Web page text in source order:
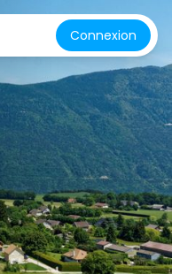
Connexion